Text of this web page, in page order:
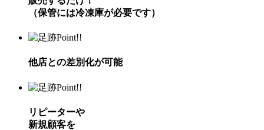
（保管には冷凍庫が必要です）
Point!!
他店との差別化が可能
Point!!
リピーターや
新規顧客を